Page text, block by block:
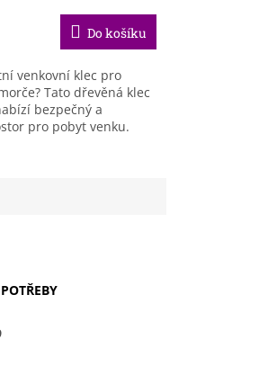
Do košíku
venkovní klec pro
Tato dřevěná klec
bezpečný a
pro pobyt venku.